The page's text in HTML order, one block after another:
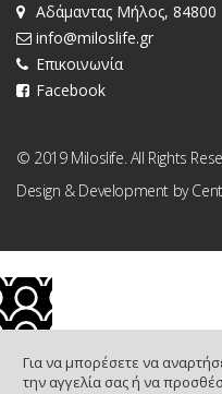
Αδάμαντας Μήλος, 84800
info@miloslife.gr
Επικοινωνία
Facebook
© 2019 Miloslife. All Rights
Design & Development by
Για να μπορέσετε να
την αγγελία σας ή να